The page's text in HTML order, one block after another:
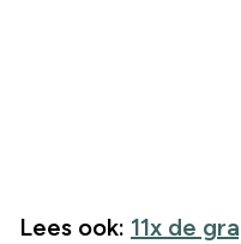
Lees ook: 11x de